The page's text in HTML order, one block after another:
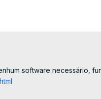
software necessário,